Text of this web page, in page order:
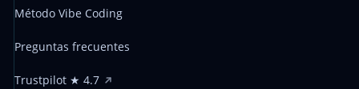
Método Vibe Coding
Preguntas frecuentes
Trustpilot ★ 4.7